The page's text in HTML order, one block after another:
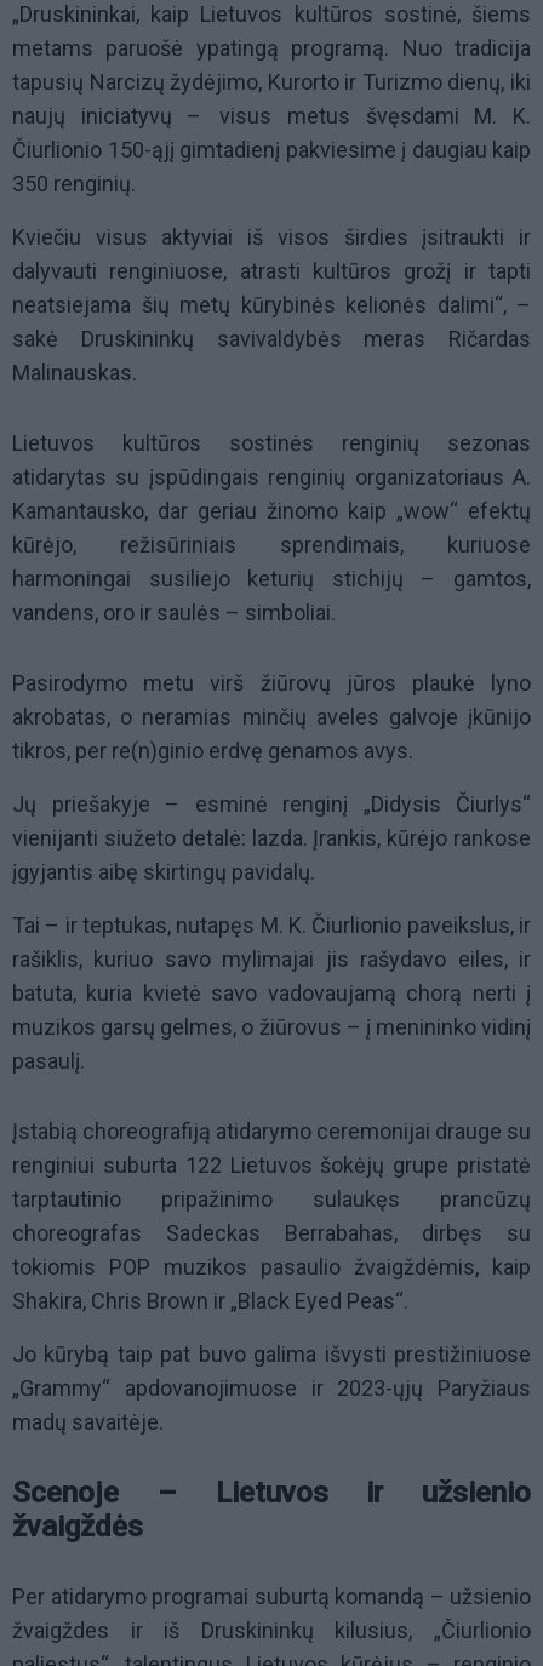
„Druskininkai, kaip Lietuvos kultūros sostinė, šiems
metams paruošė ypatingą programą. Nuo tradicija
tapusių Narcizų žydėjimo, Kurorto ir Turizmo dienų, iki
naujų iniciatyvų – visus metus švęsdami M. K.
Čiurlionio 150-ąjį gimtadienį pakviesime į daugiau kaip
350 renginių.
Kviečiu visus aktyviai iš visos širdies įsitraukti ir
dalyvauti renginiuose, atrasti kultūros grožį ir tapti
neatsiejama šių metų kūrybinės kelionės dalimi“, –
sakė Druskininkų savivaldybės meras Ričardas
Malinauskas.
Lietuvos kultūros sostinės renginių sezonas
atidarytas su įspūdingais renginių organizatoriaus A.
Kamantausko, dar geriau žinomo kaip „wow“ efektų
kūrėjo, režisūriniais sprendimais, kuriuose
harmoningai susiliejo keturių stichijų – gamtos,
vandens, oro ir saulės – simboliai.
Pasirodymo metu virš žiūrovų jūros plaukė lyno
akrobatas, o neramias minčių aveles galvoje įkūnijo
tikros, per re(n)ginio erdvę genamos avys.
Jų priešakyje – esminė renginį „Didysis Čiurlys“
vienijanti siužeto detalė: lazda. Įrankis, kūrėjo rankose
įgyjantis aibę skirtingų pavidalų.
Tai – ir teptukas, nutapęs M. K. Čiurlionio paveikslus, ir
rašiklis, kuriuo savo mylimajai jis rašydavo eiles, ir
batuta, kuria kvietė savo vadovaujamą chorą nerti į
muzikos garsų gelmes, o žiūrovus – į menininko vidinį
pasaulį.
Įstabią choreografiją atidarymo ceremonijai drauge su
renginiui suburta 122 Lietuvos šokėjų grupe pristatė
tarptautinio pripažinimo sulaukęs prancūzų
choreografas Sadeckas Berrabahas, dirbęs su
tokiomis POP muzikos pasaulio žvaigždėmis, kaip
Shakira, Chris Brown ir „Black Eyed Peas“.
Jo kūrybą taip pat buvo galima išvysti prestižiniuose
„Grammy“ apdovanojimuose ir 2023-ųjų Paryžiaus
madų savaitėje.
Scenoje – Lietuvos ir užsienio
žvaigždės
Per atidarymo programai suburtą komandą – užsienio
žvaigždes ir iš Druskininkų kilusius, „Čiurlionio